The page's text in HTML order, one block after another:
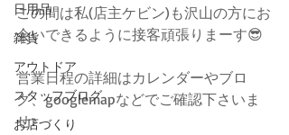
日用品
雑貨
アウトドア
スタッフブログ
お店づくり
この間は私(店主ケビン)も沢山の方にお
会いできるように接客頑張りまーす😎
営業日程の詳細はカレンダーやブロ
グ、googlemapなどでご確認下さいま
せ♪